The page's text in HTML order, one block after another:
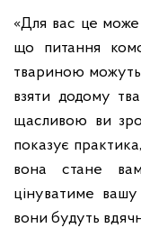
«Для вас це може
що питання
твариною можуть
взяти додому
щасливою ви
показує
вона стане
цінуватиме
вони будуть